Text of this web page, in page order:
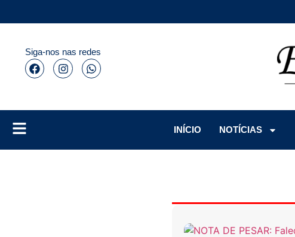
Siga-nos nas redes
INÍCIO
NOTÍCIAS